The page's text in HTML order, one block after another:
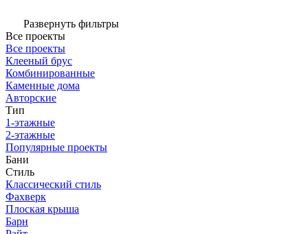
Развернуть фильтры
Все проекты
Все проекты
Клееный брус
Комбинированные
Каменные дома
Авторские
Тип
1-этажные
2-этажные
Популярные проекты
Бани
Стиль
Классический стиль
Фахверк
Плоская крыша
Барн